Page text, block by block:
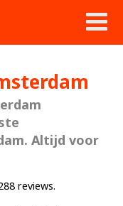
Altijd voor
reviews.